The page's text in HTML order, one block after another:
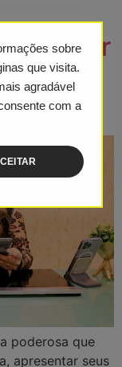
sobre
que visita.
agradável
com a
poderosa que
apresentar seus